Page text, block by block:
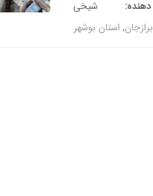
دهنده
شیخی
برازجان, استان بوشهر